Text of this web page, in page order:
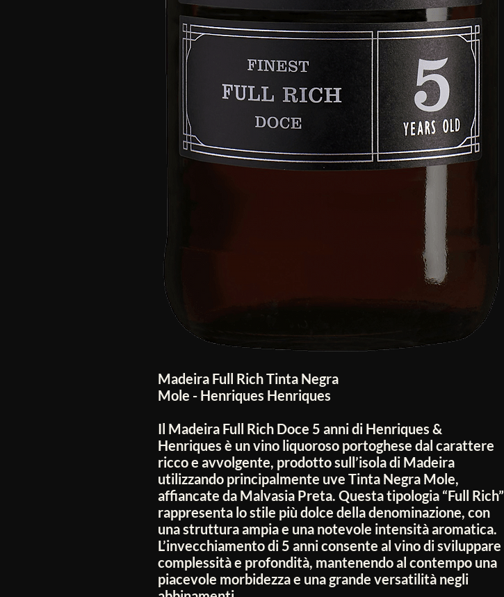
Madeira Full Rich Tinta Negra
Mole - Henriques Henriques
Il Madeira Full Rich Doce 5 anni di Henriques &
Henriques è un vino liquoroso portoghese dal carattere
ricco e avvolgente, prodotto sull’isola di Madeira
utilizzando principalmente uve Tinta Negra Mole,
affiancate da Malvasia Preta. Questa tipologia “Full Rich”
rappresenta lo stile più dolce della denominazione, con
una struttura ampia e una notevole intensità aromatica.
L’invecchiamento di 5 anni consente al vino di sviluppare
complessità e profondità, mantenendo al contempo una
piacevole morbidezza e una grande versatilità negli